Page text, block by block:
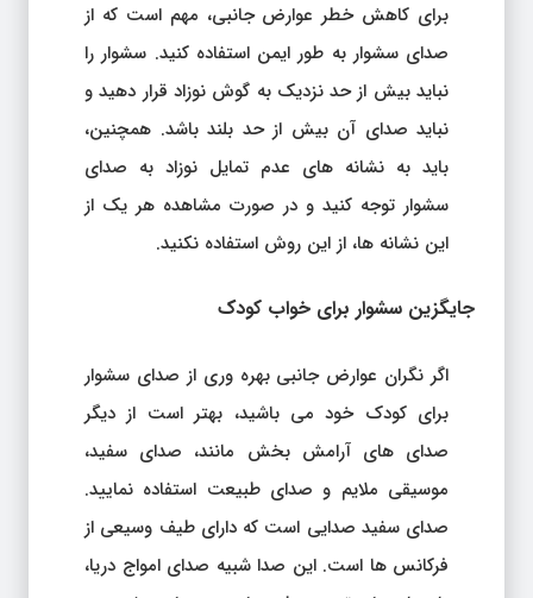
برای کاهش خطر عوارض جانبی، مهم است که از
صدای سشوار به طور ایمن استفاده کنید. سشوار را
نباید بیش از حد نزدیک به گوش نوزاد قرار دهید و
نباید صدای آن بیش از حد بلند باشد. همچنین،
باید به نشانه های عدم تمایل نوزاد به صدای
سشوار توجه کنید و در صورت مشاهده هر یک از
این نشانه ها، از این روش استفاده نکنید.
جایگزین سشوار برای خواب کودک
اگر نگران عوارض جانبی بهره وری از صدای سشوار
برای کودک خود می باشید، بهتر است از دیگر
صدای های آرامش بخش مانند، صدای سفید،
موسیقی ملایم و صدای طبیعت استفاده نمایید.
صدای سفید صدایی است که دارای طیف وسیعی از
فرکانس ها است. این صدا شبیه صدای امواج دریا،